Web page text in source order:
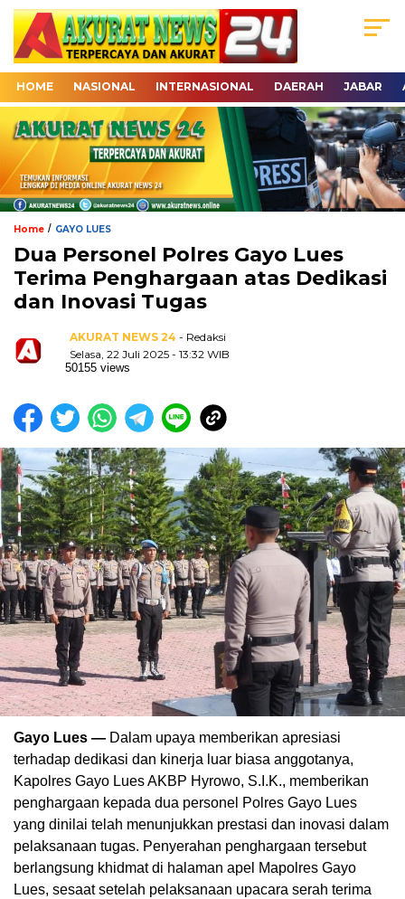
HOME NASIONAL INTERNASIONAL DAERAH JABAR
Home / GAYO LUES
Dua Personel Polres Gayo Lues
Terima Penghargaan atas Dedikasi
dan Inovasi Tugas
AKURAT NEWS 24 - Redaksi
Selasa, 22 Juli 2025 - 13:32 WIB
50155 views
Gayo Lues — Dalam upaya memberikan apresiasi
terhadap dedikasi dan kinerja luar biasa anggotanya,
Kapolres Gayo Lues AKBP Hyrowo, S.I.K., memberikan
penghargaan kepada dua personel Polres Gayo Lues
yang dinilai telah menunjukkan prestasi dan inovasi dalam
pelaksanaan tugas. Penyerahan penghargaan tersebut
berlangsung khidmat di halaman apel Mapolres Gayo
Lues, sesaat setelah pelaksanaan upacara serah terima